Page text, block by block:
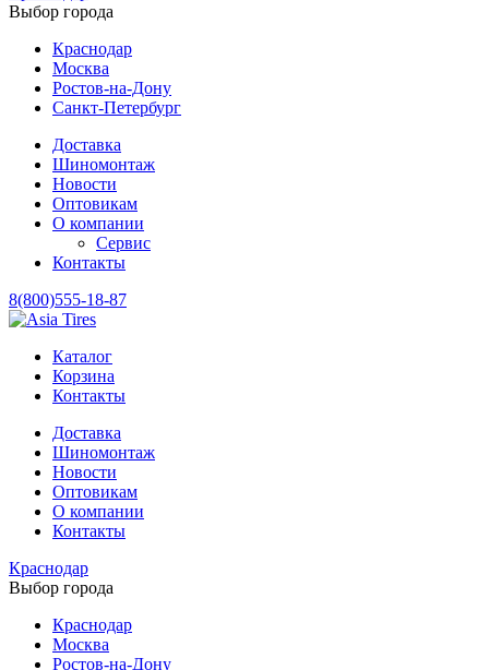
Выбор города
Краснодар
Москва
Ростов-на-Дону
Санкт-Петербург
Доставка
Шиномонтаж
Новости
Оптовикам
О компании
Сервис
Контакты
8(800)555-18-87
Каталог
Корзина
Контакты
Доставка
Шиномонтаж
Новости
Оптовикам
О компании
Контакты
Краснодар
Выбор города
Краснодар
Москва
Ростов-на-Дону